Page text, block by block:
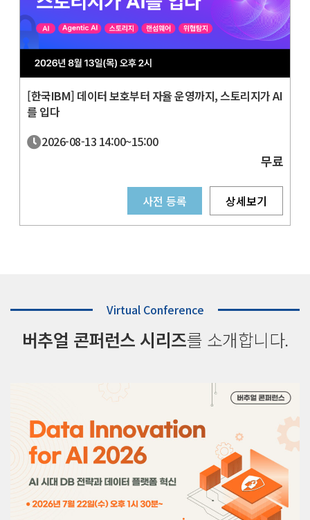
[한국IBM] 데이터 보호부터 자율 운영까지, 스토리지가 AI
를 입다
2026-08-13 14:00~15:00
무료
사전 등록 상세보기
Virtual Conference
버추얼 콘퍼런스 시리즈를 소개합니다.